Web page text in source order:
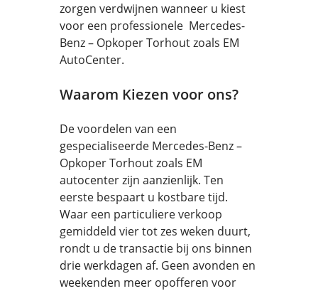
zorgen verdwijnen wanneer u kiest
voor een professionele Mercedes-
Benz – Opkoper Torhout zoals EM
AutoCenter.
Waarom Kiezen voor ons?
De voordelen van een
gespecialiseerde Mercedes-Benz –
Opkoper Torhout zoals EM
autocenter zijn aanzienlijk. Ten
eerste bespaart u kostbare tijd.
Waar een particuliere verkoop
gemiddeld vier tot zes weken duurt,
rondt u de transactie bij ons binnen
drie werkdagen af. Geen avonden en
weekenden meer opofferen voor